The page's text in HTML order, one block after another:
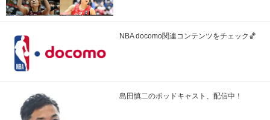
NBA docomo関連コンテンツをチェック🏀
島田慎二のポッドキャスト、配信中！